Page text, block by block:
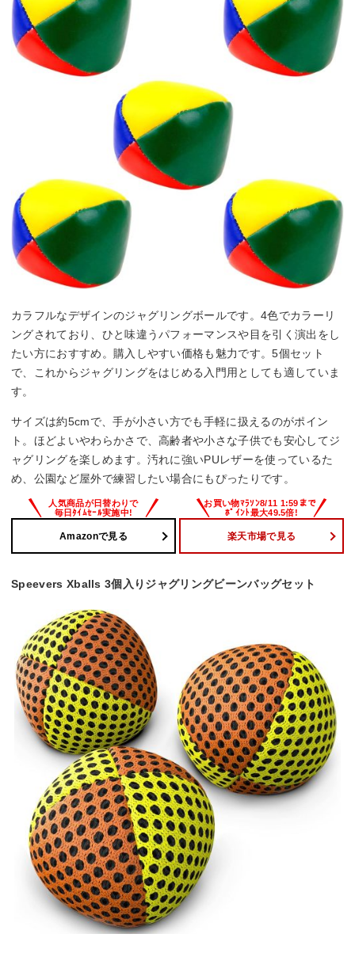
カラフルなデザインのジャグリングボールです。4色でカラーリ
ングされており、ひと味違うパフォーマンスや目を引く演出をし
たい方におすすめ。購入しやすい価格も魅力です。5個セット
で、これからジャグリングをはじめる入門用としても適していま
す。
サイズは約5cmで、手が小さい方でも手軽に扱えるのがポイン
ト。ほどよいやわらかさで、高齢者や小さな子供でも安心してジ
ャグリングを楽しめます。汚れに強いPUレザーを使っているた
め、公園など屋外で練習したい場合にもぴったりです。
Amazonで見る 楽天市場で見る
Speevers Xballs 3個入りジャグリングビーンバッグセット